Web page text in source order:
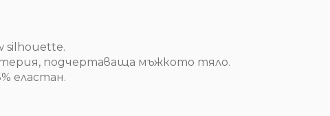
silhouette.
подчертаваща мъжкото тяло.
еластан.